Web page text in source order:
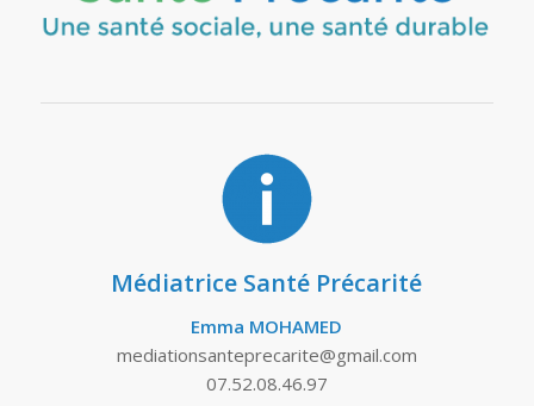
Médiatrice Santé Précarité
Emma MOHAMED
mediationsanteprecarite@gmail.com
07.52.08.46.97